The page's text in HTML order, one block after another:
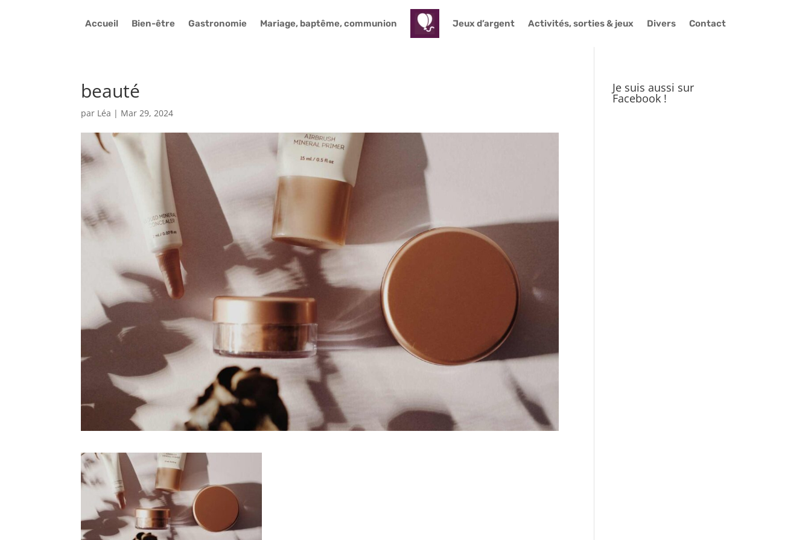
Accueil Bien-être Gastronomie Mariage, baptême, communion Jeux d’argent Activités, sorties & jeux Divers Contact
beauté
par Léa | Mar 29, 2024
Je suis aussi sur
Facebook !